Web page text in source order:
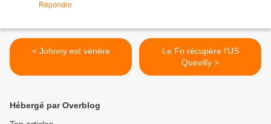
Répondre
< Johnny est vénère
Le Fn récupère l'US
Quevilly >
Hébergé par Overblog